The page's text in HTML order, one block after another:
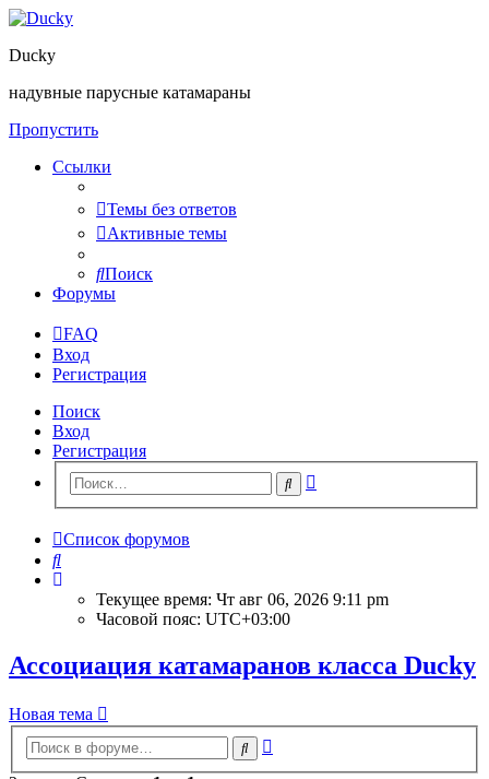
Ducky
надувные парусные катамараны
Пропустить
Ссылки
Темы без ответов
Активные темы
Поиск
Форумы
FAQ
Вход
Регистрация
Поиск
Вход
Регистрация
Поиск
Список форумов
Поиск
Текущее время: Чт авг 06, 2026 9:11 pm
Часовой пояс: UTC+03:00
Ассоциация катамаранов класса Ducky
Новая тема
Поиск